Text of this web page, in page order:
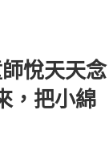
悅天天念
，把小綿